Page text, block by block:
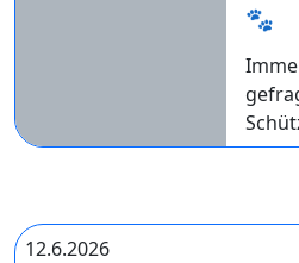
🐾
12.6.2026